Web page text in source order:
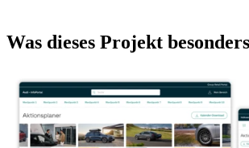
Was dieses Projekt